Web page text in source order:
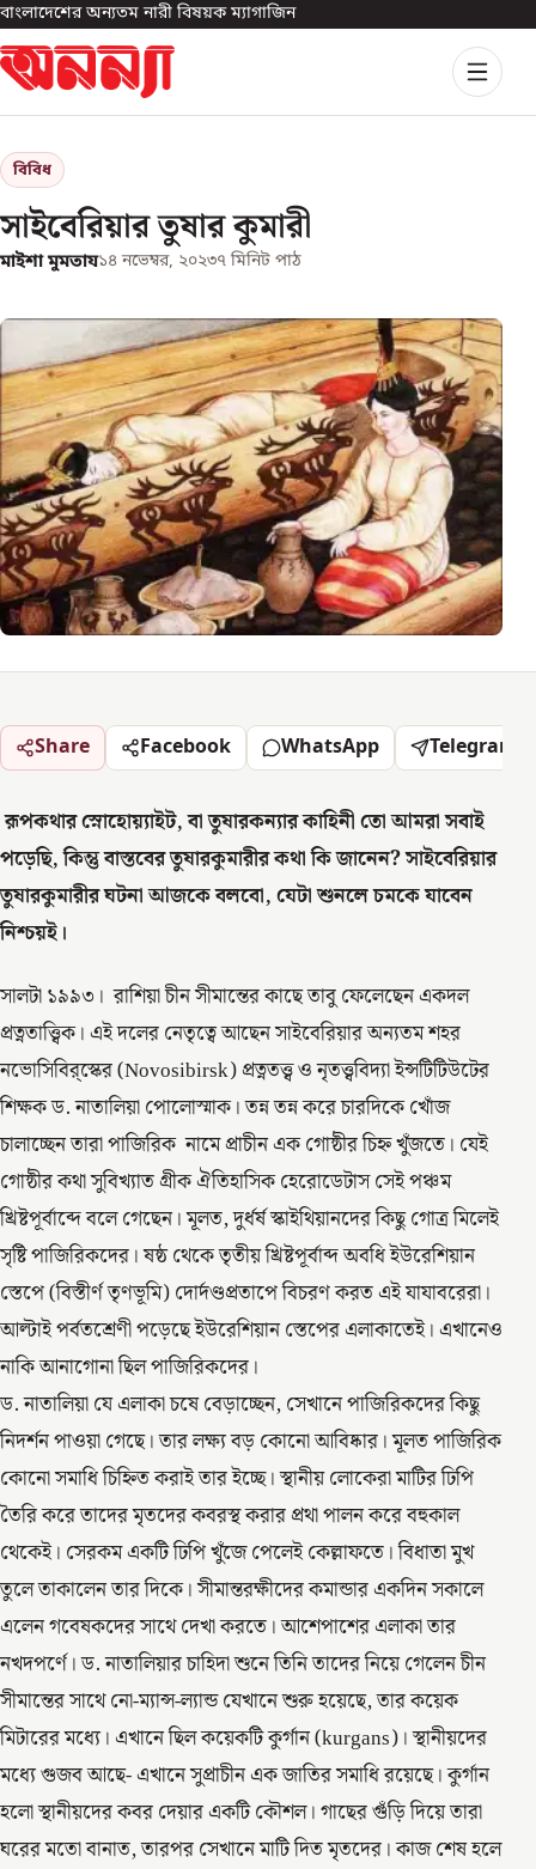
বাংলাদেশের অন্যতম নারী বিষয়ক ম্যাগাজিন
বিবিধ
সাইবেরিয়ার তুষার কুমারী
মাইশা মুমতায১৪ নভেম্বর, ২০২৩৭ মিনিট পাঠ
Share Facebook WhatsApp Telegram
রূপকথার স্নোহোয়্যাইট, বা তুষারকন্যার কাহিনী তো আমরা সবাই
পড়েছি, কিন্তু বাস্তবের তুষারকুমারীর কথা কি জানেন? সাইবেরিয়ার
তুষারকুমারীর ঘটনা আজকে বলবো, যেটা শুনলে চমকে যাবেন
নিশ্চয়ই।
সালটা ১৯৯৩। রাশিয়া চীন সীমান্তের কাছে তাবু ফেলেছেন একদল
প্রত্নতাত্ত্বিক। এই দলের নেতৃত্বে আছেন সাইবেরিয়ার অন্যতম শহর
নভোসিবির্‌স্কের (Novosibirsk) প্রত্নতত্ত্ব ও নৃতত্ত্ববিদ্যা ইন্সটিটিউটের
শিক্ষক ড. নাতালিয়া পোলোস্মাক। তন্ন তন্ন করে চারদিকে খোঁজ
চালাচ্ছেন তারা পাজিরিক নামে প্রাচীন এক গোষ্ঠীর চিহ্ন খুঁজতে। যেই
গোষ্ঠীর কথা সুবিখ্যাত গ্রীক ঐতিহাসিক হেরোডেটাস সেই পঞ্চম
খ্রিষ্টপূর্বাব্দে বলে গেছেন। মূলত, দুর্ধর্ষ স্কাইথিয়ানদের কিছু গোত্র মিলেই
সৃষ্টি পাজিরিকদের। ষষ্ঠ থেকে তৃতীয় খ্রিষ্টপূর্বাব্দ অবধি ইউরেশিয়ান
স্তেপে (বিস্তীর্ণ তৃণভূমি) দোর্দণ্ডপ্রতাপে বিচরণ করত এই যাযাবরেরা।
আল্টাই পর্বতশ্রেণী পড়েছে ইউরেশিয়ান স্তেপের এলাকাতেই। এখানেও
নাকি আনাগোনা ছিল পাজিরিকদের।
ড. নাতালিয়া যে এলাকা চষে বেড়াচ্ছেন, সেখানে পাজিরিকদের কিছু
নিদর্শন পাওয়া গেছে। তার লক্ষ্য বড় কোনো আবিষ্কার। মূলত পাজিরিক
কোনো সমাধি চিহ্নিত করাই তার ইচ্ছে। স্থানীয় লোকেরা মাটির ঢিপি
তৈরি করে তাদের মৃতদের কবরস্থ করার প্রথা পালন করে বহুকাল
থেকেই। সেরকম একটি ঢিপি খুঁজে পেলেই কেল্লাফতে। বিধাতা মুখ
তুলে তাকালেন তার দিকে। সীমান্তরক্ষীদের কমান্ডার একদিন সকালে
এলেন গবেষকদের সাথে দেখা করতে। আশেপাশের এলাকা তার
নখদপর্ণে। ড. নাতালিয়ার চাহিদা শুনে তিনি তাদের নিয়ে গেলেন চীন
সীমান্তের সাথে নো-ম্যান্স-ল্যান্ড যেখানে শুরু হয়েছে, তার কয়েক
মিটারের মধ্যে। এখানে ছিল কয়েকটি কুর্গান (kurgans)। স্থানীয়দের
মধ্যে গুজব আছে- এখানে সুপ্রাচীন এক জাতির সমাধি রয়েছে। কুর্গান
হলো স্থানীয়দের কবর দেয়ার একটি কৌশল। গাছের গুঁড়ি দিয়ে তারা
ঘরের মতো বানাত, তারপর সেখানে মাটি দিত মৃতদের। কাজ শেষ হলে